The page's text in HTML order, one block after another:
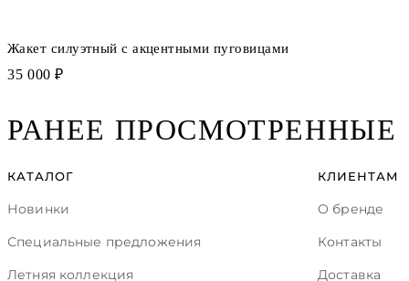
Жакет силуэтный с акцентными пуговицами
35 000 ₽
РАНЕЕ ПРОСМОТРЕННЫЕ
КАТАЛОГ
Новинки
Специальные предложения
Летняя коллекция
КЛИЕНТАМ
О бренде
Контакты
Доставка